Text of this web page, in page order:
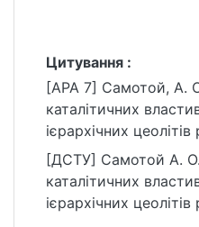
Цитування :
[APA 7] Самотой, А.
каталітичних
ієрархічних цеолітів
морфології в реакції
спиртів та
робота, Київський
університет імені
[ДСТУ] Самотой А.
каталітичних
ієрархічних цеолітів